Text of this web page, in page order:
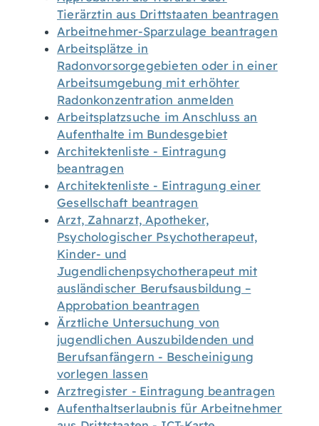
Tierärztin aus Drittstaaten beantragen
Arbeitnehmer-Sparzulage beantragen
Arbeitsplätze in
Radonvorsorgegebieten oder in einer
Arbeitsumgebung mit erhöhter
Radonkonzentration anmelden
Arbeitsplatzsuche im Anschluss an
Aufenthalte im Bundesgebiet
Architektenliste - Eintragung
beantragen
Architektenliste - Eintragung einer
Gesellschaft beantragen
Arzt, Zahnarzt, Apotheker,
Psychologischer Psychotherapeut,
Kinder- und
Jugendlichenpsychotherapeut mit
ausländischer Berufsausbildung –
Approbation beantragen
Ärztliche Untersuchung von
jugendlichen Auszubildenden und
Berufsanfängern - Bescheinigung
vorlegen lassen
Arztregister - Eintragung beantragen
Aufenthaltserlaubnis für Arbeitnehmer